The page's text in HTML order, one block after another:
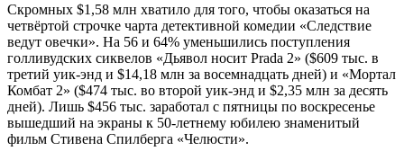
Скромных $1,58 млн хватило для того, чтобы оказаться на
четвёртой строчке чарта детективной комедии «Следствие
ведут овечки». На 56 и 64% уменьшились поступления
голливудских сиквелов «Дьявол носит Prada 2» ($609 тыс. в
третий уик-энд и $14,18 млн за восемнадцать дней) и «Мортал
Комбат 2» ($474 тыс. во второй уик-энд и $2,35 млн за десять
дней). Лишь $456 тыс. заработал с пятницы по воскресенье
вышедший на экраны к 50-летнему юбилею знаменитый
фильм Стивена Спилберга «Челюсти».